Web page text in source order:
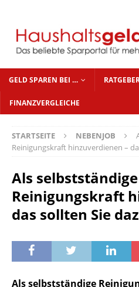
GELD SPAREN BEI …
FINANZVERGLEICHE
STARTSEITE NEBENJOB
Reinigungskraft hinzuverdienen –
Als selbstständige
Reinigungskraft
das sollten Sie
Als selbstständige